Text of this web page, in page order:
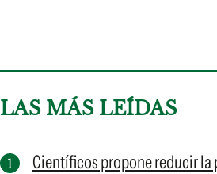
LAS MÁS LEÍDAS
Científicos propone reducir